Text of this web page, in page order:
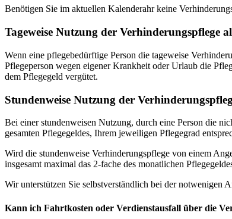
Benötigen Sie im aktuellen Kalenderahr keine
Tageweise Nutzung der Verhinderungspflege
Wenn eine pflegebedürftige Person die tageweise
Pflegeperson wegen eigener Krankheit oder Urlaub die
dem Pflegegeld vergütet.
Stundenweise Nutzung der
Bei einer stundenweisen Nutzung, durch eine Person die
gesamten Pflegegeldes, Ihrem jeweiligen Pflegegrad
Wird die stundenweise Verhinderungspflege von einem
insgesamt maximal das 2-fache des monatlichen
Wir unterstützen Sie selbstverständlich bei der notwenigen
Kann ich Fahrtkosten oder Verdienstausfall über die